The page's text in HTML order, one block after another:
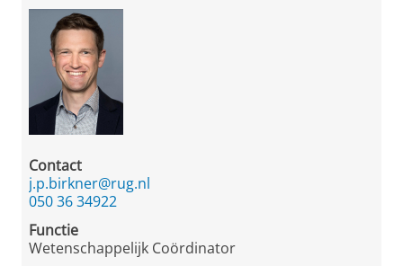
Contact
j.p.birkner@rug.nl
050 36 34922
Functie
Wetenschappelijk Coördinator